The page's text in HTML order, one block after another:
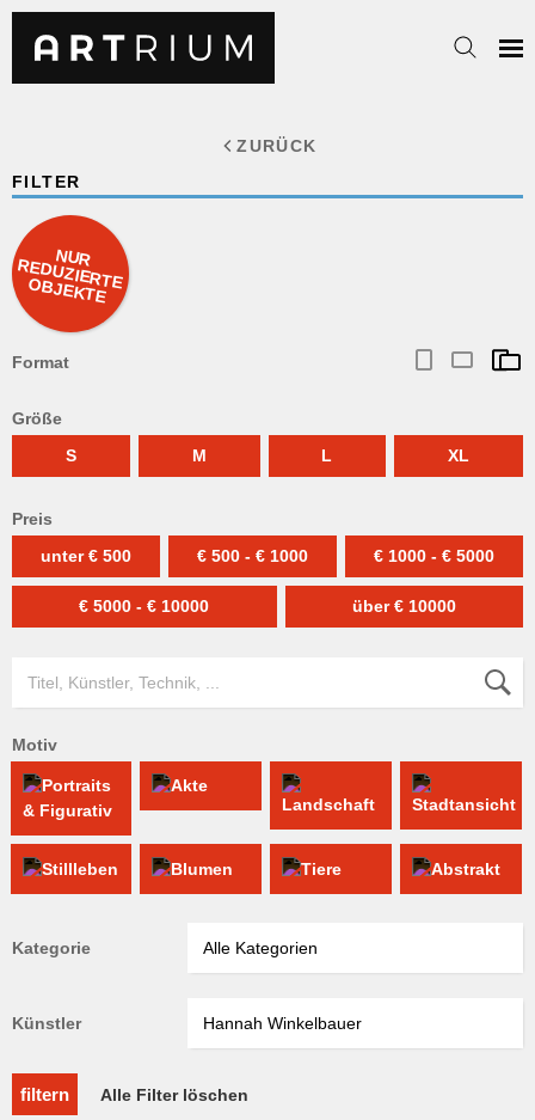
ZURÜCK
FILTER
NUR
REDUZIERTE OBJEKTE
Format
Größe
S
M L XL
Preis
unter € 500
€ 500 - € 1000 € 1000 - € 5000
€ 5000 - € 10000 über € 10000
Motiv
Kategorie
Künstler
filtern Alle Filter löschen